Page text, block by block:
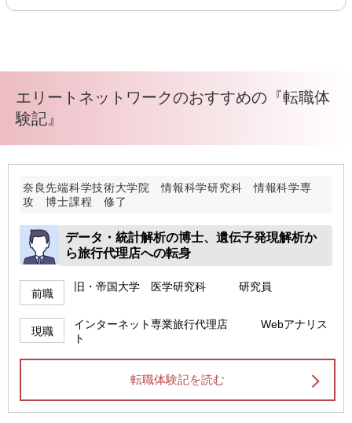
エリートネットワークのおすすめの『転職体
験記』
奈良先端科学技術大学院 情報科学研究科 情報科学専
攻 博士課程 修了
データ・統計解析の博士、遺伝子発現解析か
ら旅行代理店への転身
前職
旧・帝国大学 医学研究科 研究員
現職
インターネット専業旅行代理店 Webアナリス
ト
転職体験記を読む